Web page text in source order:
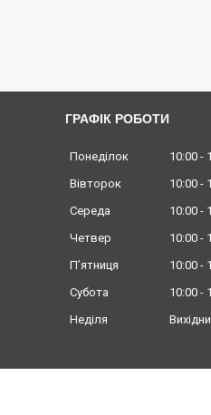
ГРАФІК РОБОТИ
Понеділок 10:00
Вівторок
10:00
Середа
10:00
Четвер
10:00
Пʼятниця
10:00
Субота
10:00
Неділя